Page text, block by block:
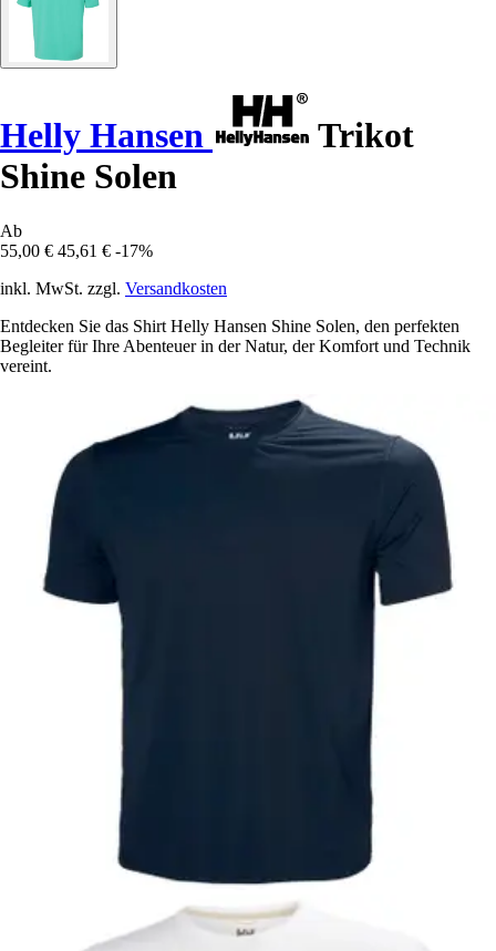
Helly Hansen
Trikot
Shine Solen
Ab
55,00 € 45,61 € -17%
inkl. MwSt. zzgl. Versandkosten
Entdecken Sie das Shirt Helly Hansen Shine Solen, den perfekten
Begleiter für Ihre Abenteuer in der Natur, der Komfort und Technik
vereint.